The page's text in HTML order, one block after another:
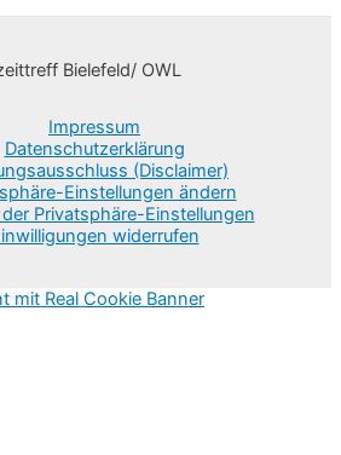
Bielefeld/ OWL
Impressum
Datenschutzerklärung
(Disclaimer)
Einstellungen ändern
Privatsphäre-Einstellungen
widerrufen
mit Real Cookie Banner